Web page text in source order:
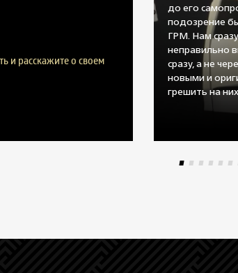
и расскажите о своем
до его
подозрение
ГРМ. Нам
неправильно
сразу, а не
новыми и
грешить на